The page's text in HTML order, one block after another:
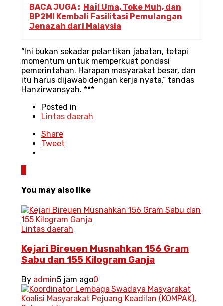
BACA JUGA : Haji Uma, Toke Muh, dan
BP2MI Kembali Fasilitasi Pemulangan
Jenazah dari Malaysia
“Ini bukan sekadar pelantikan jabatan, tetapi
momentum untuk memperkuat pondasi
pemerintahan. Harapan masyarakat besar, dan
itu harus dijawab dengan kerja nyata,” tandas
Hanzirwansyah. ***
Posted in
Lintas daerah
Share
Tweet
You may also like
Lintas daerah
Kejari Bireuen Musnahkan 156 Gram
Sabu dan 155 Kilogram Ganja
By admin5 jam ago0